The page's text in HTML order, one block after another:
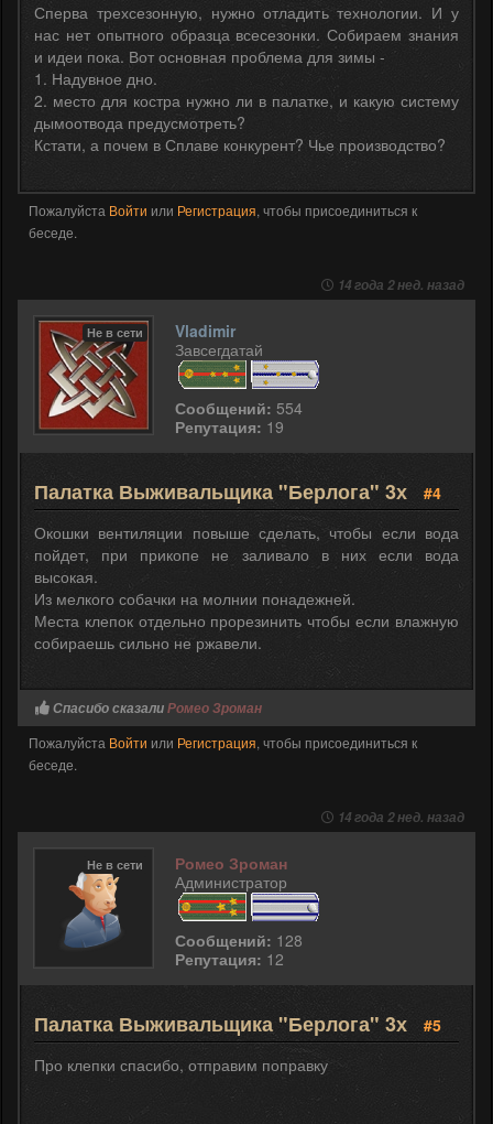
Сперва трехсезонную, нужно отладить технологии. И у
нас нет опытного образца всесезонки. Собираем знания
и идеи пока. Вот основная проблема для зимы -
1. Надувное дно.
2. место для костра нужно ли в палатке, и какую систему
дымоотвода предусмотреть?
Кстати, а почем в Сплаве конкурент? Чье производство?
Пожалуйста Войти или Регистрация, чтобы присоединиться к
беседе.
14 года 2 нед. назад
Не в сети
Vladimir
Завсегдатай
Сообщений: 554
Репутация: 19
Палатка Выживальщика "Берлога" 3х
#4
Окошки вентиляции повыше сделать, чтобы если вода
пойдет, при прикопе не заливало в них если вода
высокая.
Из мелкого собачки на молнии понадежней.
Места клепок отдельно прорезинить чтобы если влажную
собираешь сильно не ржавели.
Спасибо сказалиРомео Зроман
Пожалуйста Войти или Регистрация, чтобы присоединиться к
беседе.
14 года 2 нед. назад
Не в сети
Ромео Зроман
Администратор
Сообщений: 128
Репутация: 12
Палатка Выживальщика "Берлога" 3х
#5
Про клепки спасибо, отправим поправку